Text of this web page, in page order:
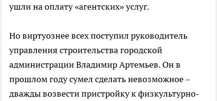
ушли на оплату «агентских» услуг.
Но виртуознее всех поступил руководитель
управления строительства городской
администрации Владимир Артемьев. Он в
прошлом году сумел сделать невозможное –
дважды возвести пристройку к физкультурно-